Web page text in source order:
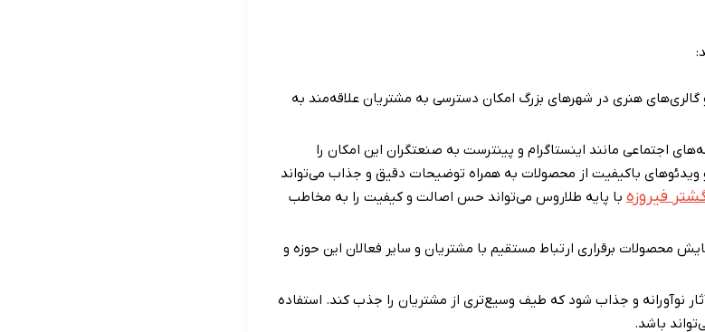
هنری در شهرهای بزرگ امکان دسترسی به مشتریان علاقه‌مند به
اجتماعی مانند اینستاگرام و پینترست به صنعتگران این امکان را
ویدئوهای باکیفیت از محصولات به همراه توضیحات دقیق و جذاب می‌تواند
فیروزه با پایه طلاروس می‌تواند حس اصالت و کیفیت را به مخاطب
محصولات برقراری ارتباط مستقیم با مشتریان و سایر فعالان این حوزه و
نوآورانه و جذاب شود که طیف وسیع‌تری از مشتریان را جذب کند. استفاده
باشد.